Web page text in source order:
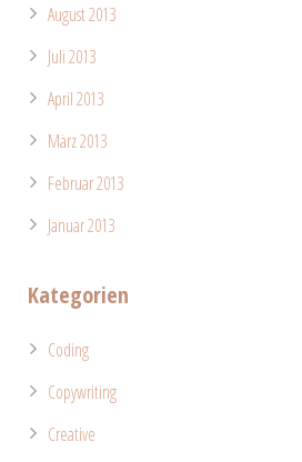
August 2013
Juli 2013
April 2013
März 2013
Februar 2013
Januar 2013
Kategorien
Coding
Copywriting
Creative